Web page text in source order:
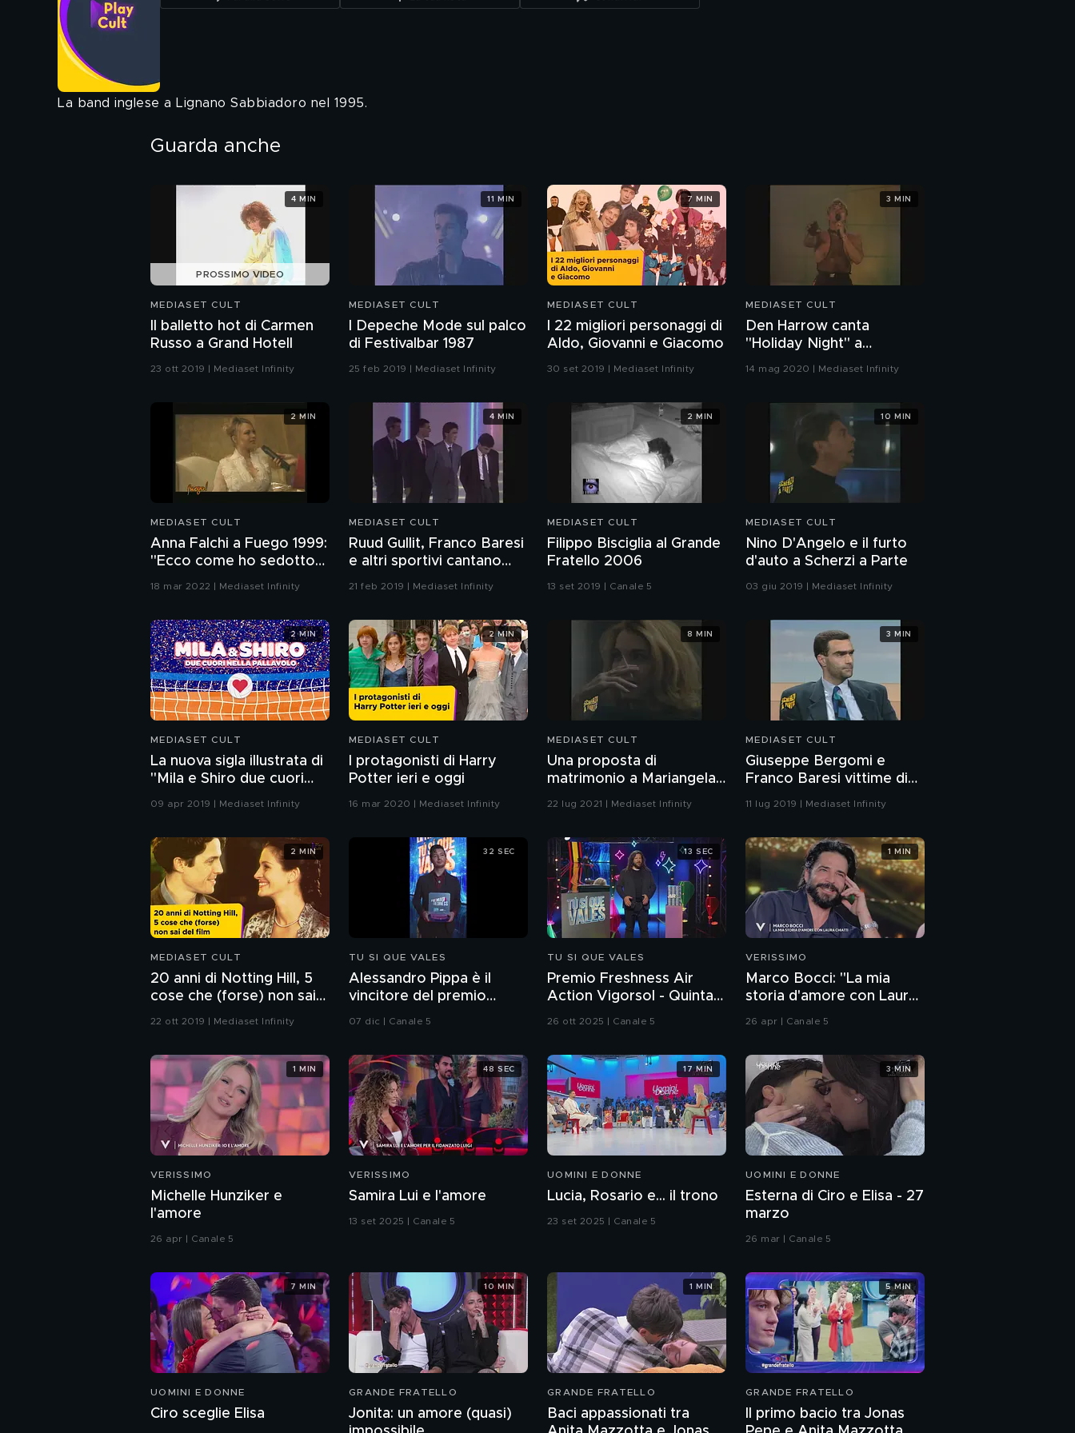
La band inglese a Lignano Sabbiadoro nel 1995.
Guarda anche
PROSSIMO VIDEO
MEDIASET CULT
Il balletto hot di Carmen
Russo a Grand Hotell
23 ott 2019 | Mediaset Infinity
4 MIN
MEDIASET CULT
I Depeche Mode sul palco
di Festivalbar 1987
25 feb 2019 | Mediaset Infinity
11 MIN
MEDIASET CULT
I 22 migliori personaggi di
Aldo, Giovanni e Giacomo
30 set 2019 | Mediaset Infinity
7 MIN
MEDIASET CULT
Den Harrow canta
"Holiday Night" a
Superclassifica Show 1989
14 mag 2020 | Mediaset Infinity
3 MIN
MEDIASET CULT
Anna Falchi a Fuego 1999:
"Ecco come ho sedotto
Max Biagi"
18 mar 2022 | Mediaset Infinity
2 MIN
MEDIASET CULT
Ruud Gullit, Franco Baresi
e altri sportivi cantano
"No more" ai Telegatti
21 feb 2019 | Mediaset Infinity
4 MIN
MEDIASET CULT
Filippo Bisciglia al Grande
Fratello 2006
13 set 2019 | Canale 5
2 MIN
MEDIASET CULT
Nino D'Angelo e il furto
d'auto a Scherzi a Parte
03 giu 2019 | Mediaset Infinity
10 MIN
MEDIASET CULT
La nuova sigla illustrata di
"Mila e Shiro due cuori
nella pallavolo"
09 apr 2019 | Mediaset Infinity
2 MIN
MEDIASET CULT
I protagonisti di Harry
Potter ieri e oggi
16 mar 2020 | Mediaset Infinity
2 MIN
MEDIASET CULT
Una proposta di
matrimonio a Mariangela
22 lug 2021 | Mediaset Infinity
8 MIN
MEDIASET CULT
Giuseppe Bergomi e
Franco Baresi vittime di
Scherzi a parte
11 lug 2019 | Mediaset Infinity
3 MIN
MEDIASET CULT
20 anni di Notting Hill, 5
cose che (forse) non sai
22 ott 2019 | Mediaset Infinity
2 MIN
TU SI QUE VALES
Alessandro Pippa è il
vincitore del premio
Freshness
07 dic | Canale 5
32 SEC
TU SI QUE VALES
Premio Freshness Air
Action Vigorsol - Quinta
26 ott 2025 | Canale 5
13 SEC
VERISSIMO
Marco Bocci: "La mia
storia d'amore con Laura
Chiatti"
26 apr | Canale 5
1 MIN
VERISSIMO
Michelle Hunziker e
l'amore
26 apr | Canale 5
1 MIN
VERISSIMO
Samira Lui e l'amore
13 set 2025 | Canale 5
48 SEC
UOMINI E DONNE
Lucia, Rosario e... il trono
23 set 2025 | Canale 5
17 MIN
UOMINI E DONNE
Esterna di Ciro e Elisa - 27
marzo
26 mar | Canale 5
3 MIN
UOMINI E DONNE
Ciro sceglie Elisa
7 MIN
GRANDE FRATELLO
Jonita: un amore (quasi)
10 MIN
GRANDE FRATELLO
Baci appassionati tra
1 MIN
GRANDE FRATELLO
Il primo bacio tra Jonas
5 MIN